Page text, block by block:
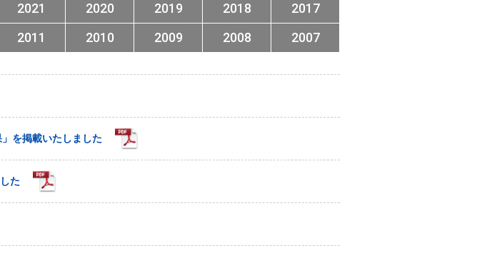
2021 2020 2019 2018
2017
2011 2010 2009 2008 2007
を掲載いたしました
た